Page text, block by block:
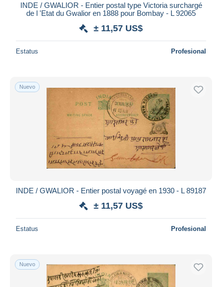
INDE / GWALIOR - Entier postal type Victoria surchargé
de l 'Etat du Gwalior en 1888 pour Bombay - L 92065
± 11,57 US$
Estatus Profesional
Nuevo
INDE / GWALIOR - Entier postal voyagé en 1930 - L 89187
± 11,57 US$
Estatus Profesional
Nuevo